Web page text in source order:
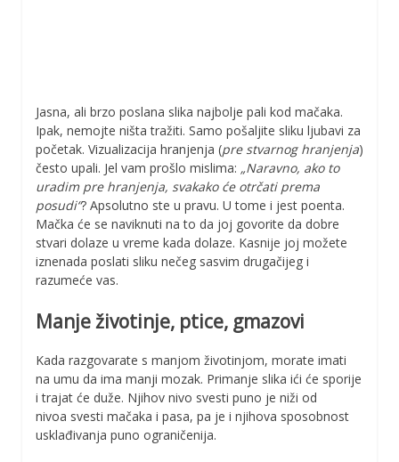
Jasna, ali brzo poslana slika najbolje pali kod mačaka.
Ipak, nemojte ništa tražiti. Samo pošaljite sliku ljubavi za
početak. Vizualizacija hranjenja (pre stvarnog hranjenja)
često upali. Jel vam prošlo mislima: „Naravno, ako to
uradim pre hranjenja, svakako će otrčati prema
posudi“? Apsolutno ste u pravu. U tome i jest poenta.
Mačka će se naviknuti na to da joj govorite da dobre
stvari dolaze u vreme kada dolaze. Kasnije joj možete
iznenada poslati sliku nečeg sasvim drugačijeg i
razumeće vas.
Manje životinje, ptice, gmazovi
Kada razgovarate s manjom životinjom, morate imati
na umu da ima manji mozak. Primanje slika ići će sporije
i trajat će duže. Njihov nivo svesti puno je niži od
nivoa svesti mačaka i pasa, pa je i njihova sposobnost
usklađivanja puno ograničenija.